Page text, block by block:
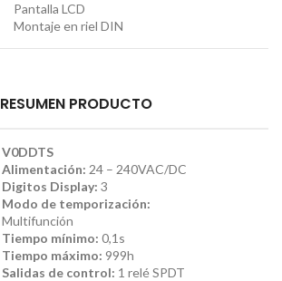
Pantalla LCD
Montaje en riel DIN
RESUMEN PRODUCTO
V0DDTS
Alimentación: 24 – 240VAC/DC
Digitos Display: 3
Modo de temporización:
Multifunción
Tiempo mínimo: 0,1s
Tiempo máximo: 999h
Salidas de control: 1 relé SPDT